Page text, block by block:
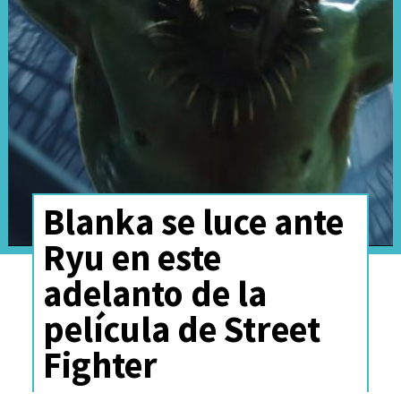
viene a ayudarlos, ya sabes,
como, todo el mundo es
como, 'No me meto en eso'",
expresó Barrera en
conversación con
.
Blanka se luce ante
Ryu en este
adelanto de la
película de Street
Fighter